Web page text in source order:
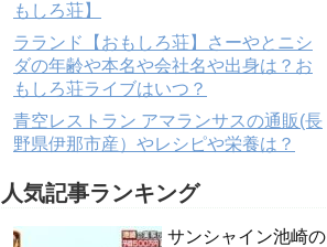
もしろ荘】
ラランド【おもしろ荘】さーやとニシ
ダの年齢や本名や会社名や出身は？お
もしろ荘ライブはいつ？
青空レストラン アマランサスの通販(長
野県伊那市産）やレシピや栄養は？
人気記事ランキング
サンシャイン池崎の